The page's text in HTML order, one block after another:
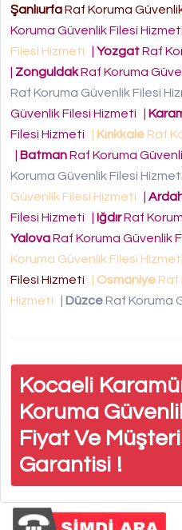
ŞanlıurfaRaf Koruma
Koruma Güvenlik Filesi Hizmeti
Filesi Hizmeti
YozgatRaf
ZonguldakRaf Koruma
Raf Koruma Güvenlik Filesi
Güvenlik Filesi Hizmeti
Filesi Hizmeti
Kırıkkale Raf
BatmanRaf Koruma
Koruma Güvenlik Filesi Hizmeti
Güvenlik Filesi Hizmeti
Filesi Hizmeti
IğdırRaf
YalovaRaf Koruma Güvenlik
Koruma Güvenlik Filesi Hizmeti
Filesi Hizmeti
Osmaniye Raf
Hizmeti
DüzceRaf Koruma
Kocaeli
Koruma
Fiyat Ve
Garantisi !